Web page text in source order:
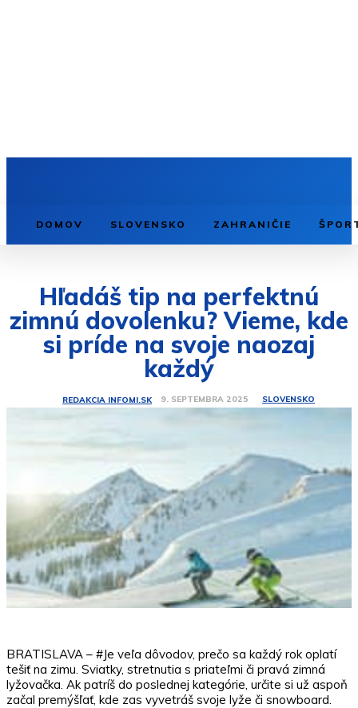
DOMOV SLOVENSKO ZAHRANIČIE
Hľadáš tip na perfektnú
zimnú dovolenku? Vieme, kde
si príde na svoje naozaj
každý
REDAKCIA INFOMI.SK 9. SEPTEMBRA 2025 SLOVENSKO
BRATISLAVA – #Je veľa dôvodov, prečo sa každý rok oplatí
tešiť na zimu. Sviatky, stretnutia s priateľmi či pravá zimná
lyžovačka. Ak patríš do poslednej kategórie, určite si už aspoň
začal premýšľať, kde zas vyvetráš svoje lyže či snowboard.